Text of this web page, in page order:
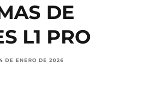
DE
L1 PRO
DE ENERO DE 2026